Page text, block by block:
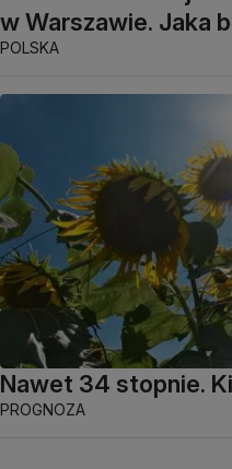
w Warszawie. Jaka
POLSKA
Nawet 34 stopnie.
PROGNOZA